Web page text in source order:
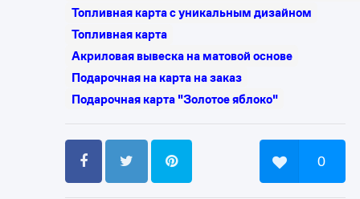
Топливная карта с уникальным дизайном
Топливная карта
Акриловая вывеска на матовой основе
Подарочная на карта на заказ
Подарочная карта "Золотое яблоко"
0